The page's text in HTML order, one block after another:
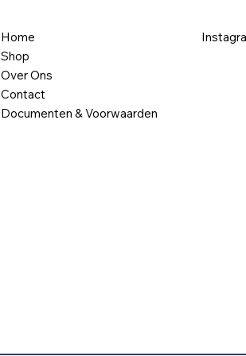
Home
Shop
Over Ons
Contact
Documenten & Voorwaarden